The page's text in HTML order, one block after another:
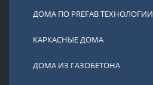
ДОМА ПО PREFAB ТЕХНОЛОГИИ
КАРКАСНЫЕ ДОМА
ДОМА ИЗ ГАЗОБЕТОНА